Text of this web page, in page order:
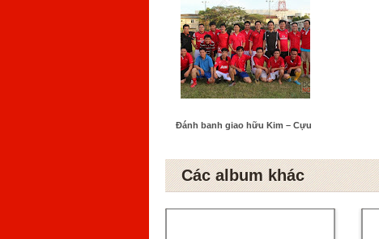
Đánh banh giao hữu Kim – Cựu
Các album khác